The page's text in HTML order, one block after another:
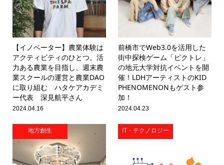
【イノベーター】農業体験は
アクティビティのひとつ。活
力ある農業を目指し、週末農
業スクールの運営と農業DAO
に取り組む ハタケアカデミ
ー代表 深見航平さん
2024.04.16
前橋市でWeb3.0を活用した
街中探検ゲーム「ピクトレ」
の地元大学対抗イベントを開
催！LDHアーティストのKID
PHENOMENONもゲスト参
加！
2024.04.23
地方創生 IT・テクノロジー